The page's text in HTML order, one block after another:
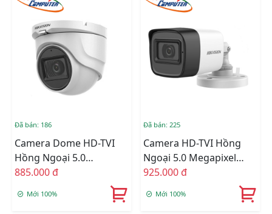
Đã bán: 186
Camera Dome HD-TVI
Hồng Ngoại 5.0
Megapixel HIKVISION
885.000 đ
Mới 100%
Đã bán: 225
Camera HD-TVI Hồng
Ngoại 5.0 Megapixel
HIKVISION DS-
925.000 đ
Mới 100%